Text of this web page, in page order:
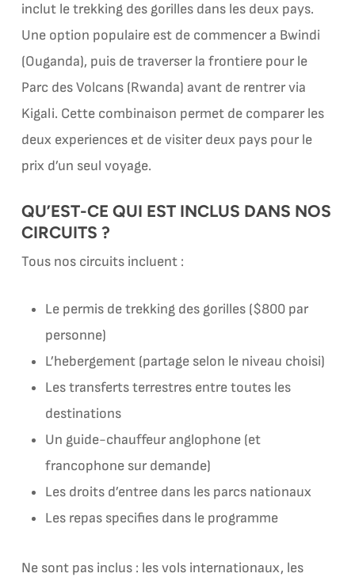
inclut le trekking des gorilles dans les deux pays.
Une option populaire est de commencer a Bwindi
(Ouganda), puis de traverser la frontiere pour le
Parc des Volcans (Rwanda) avant de rentrer via
Kigali. Cette combinaison permet de comparer les
deux experiences et de visiter deux pays pour le
prix d’un seul voyage.
QU’EST-CE QUI EST INCLUS DANS NOS
CIRCUITS ?
Tous nos circuits incluent :
Le permis de trekking des gorilles ($800 par
personne)
L’hebergement (partage selon le niveau choisi)
Les transferts terrestres entre toutes les
destinations
Un guide-chauffeur anglophone (et
francophone sur demande)
Les droits d’entree dans les parcs nationaux
Les repas specifies dans le programme
Ne sont pas inclus : les vols internationaux, les